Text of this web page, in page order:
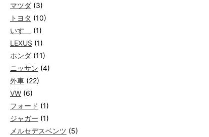
マツダ (3)
トヨタ (10)
いすゞ
(1)
LEXUS (1)
ホンダ (11)
ニッサン (4)
外車 (22)
VW (6)
フォード (1)
ジャガー (1)
メルセデスベンツ (5)